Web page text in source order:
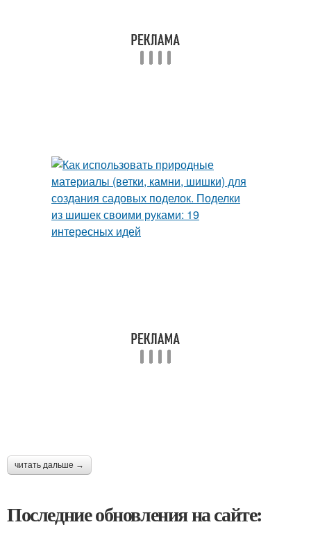
читать дальше →
Последние обновления на сайте: